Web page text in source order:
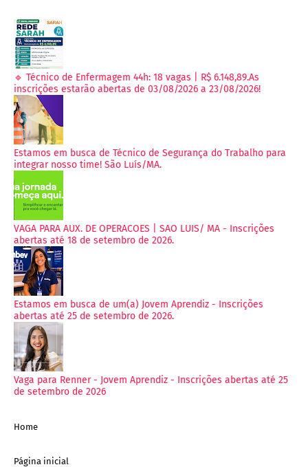
🔹 Técnico de Enfermagem 44h: 18 vagas | R$ 6.148,89.As
inscrições estarão abertas de 03/08/2026 a 23/08/2026!
Estamos em busca de Técnico de Segurança do Trabalho para
integrar nosso time! São Luís/MA.
VAGA PARA AUX. DE OPERACOES | SAO LUIS/ MA - Inscrições
abertas até 18 de setembro de 2026.
Estamos em busca de um(a) Jovem Aprendiz - Inscrições
abertas até 25 de setembro de 2026.
Vaga para Renner - Jovem Aprendiz - Inscrições abertas até 25
de setembro de 2026
Home
Página inicial